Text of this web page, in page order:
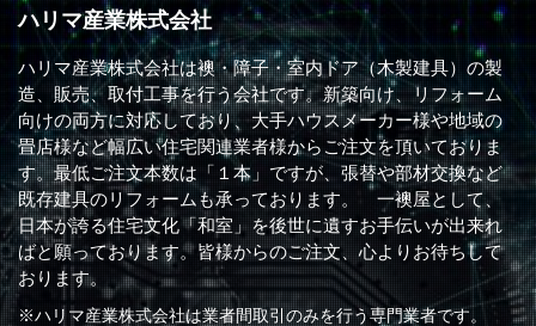
ハリマ産業株式会社
ハリマ産業株式会社は襖・障子・室内ドア（木製建具）の製
造、販売、取付工事を行う会社です。新築向け、リフォーム
向けの両方に対応しており、大手ハウスメーカー様や地域の
畳店様など幅広い住宅関連業者様からご注文を頂いておりま
す。最低ご注文本数は「１本」ですが、張替や部材交換など
既存建具のリフォームも承っております。 一襖屋として、
日本が誇る住宅文化「和室」を後世に遺すお手伝いが出来れ
ばと願っております。皆様からのご注文、心よりお待ちして
おります。
※ハリマ産業株式会社は業者間取引のみを行う専門業者です。